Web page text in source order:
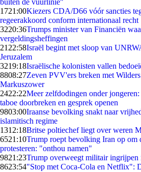
buiten de vuurlinie"
1721:00Kiezers CDA/D66 vóór sancties
regeerakkoord conform internationaal recht
3220:36Trumps minister van Financiën
vergeldingsheffingen
21 22:58Israël begint met sloop van
Jeruzalem
3219:18Israëlische kolonisten vallen
8808:27Zeven PVV'ers breken met
Markuszower
2422:22Meer zelfdodingen onder
taboe doorbreken en gesprek openen
9803:00Iraanse bevolking snakt naar
islamitisch regime
1312:18Britse poltiechef liegt over weren
6521:10Trump roept bevolking Iran op om
protesteren: "onthou namen"
9821:23Trump overweegt militair ingrijpen
8623:54"Stop met Coca-Cola en Netflix":